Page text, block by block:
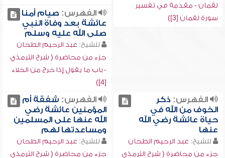
لقمان - مقدمة في تفسير
سورة لقمان [3])
الفهرس: صيام أمنا
عائشة بعد وفاة النبي
صلى الله عليه وسلم
للشيخ: عبد الرحيم الطحان
جزء من محاضرة ( شرح الترمذي
- باب ما يقول إذا خرج من الخلاء
[4])
الفهرس: ذكر
الخوف من الله في
حياة عائشة رضي الله
عنها
للشيخ: عبد الرحيم الطحان
جزء من محاضرة ( شرح الترمذي
الفهرس: شفقة أم
المؤمنين عائشة رضي
الله عنها على المسلمين
ومساعدتها لهم
للشيخ: عبد الرحيم الطحان
جزء من محاضرة ( شرح الترمذي